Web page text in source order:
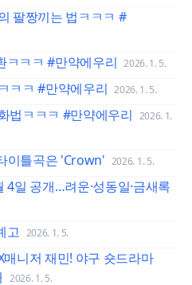
팔짱끼는 법ㅋㅋㅋ #
ㅋㅋㅋ #만약에우리 2026. 1. 5.
ㅋㅋ #만약에우리 2026. 1. 5.
법ㅋㅋㅋ #만약에우리 2026. 1.
이틀곡은 'Crown' 2026. 1. 5.
일 공개…려운·성동일·금새록
고 2026. 1. 5.
니저 재민! 야구 숏드라마
2026. 1. 5.